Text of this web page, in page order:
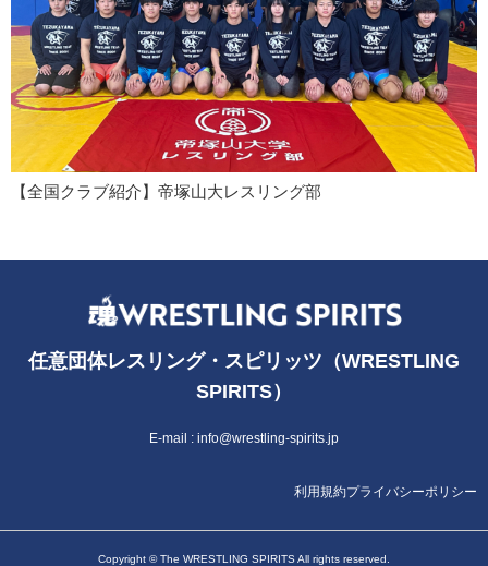
【全国クラブ紹介】帝塚山大レスリング部
任意団体レスリング・スピリッツ（WRESTLING
SPIRITS）
E-mail : info@wrestling-spirits.jp
利用規約プライバシーポリシー
Copyright © The WRESTLING SPIRITS All rights reserved.